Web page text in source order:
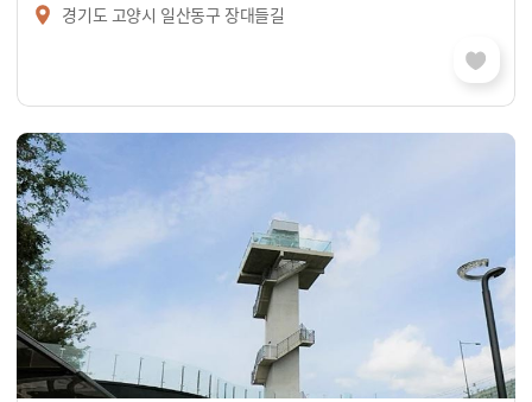
경기도 고양시 일산동구 장대들길